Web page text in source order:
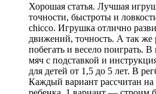
Хорошая статья. Лучшая
точности, быстроты и
chicco. Игрушка отлично
движений, точность. А так же
побегать и весело поиграть. В
мяч с подставкой и
для детей от 1,5 до 5 лет. В
Каждый вариант рассчитан на